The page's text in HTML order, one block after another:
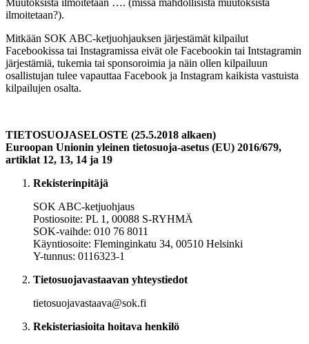
ilmoitetaan?).
Mitkään SOK ABC-ketjuohjauksen järjestämät kilpailut
Facebookissa tai Instagramissa eivät ole Facebookin tai Intstagramin
järjestämiä, tukemia tai sponsoroimia ja näin ollen kilpailuun
osallistujan tulee vapauttaa Facebook ja Instagram kaikista vastuista
kilpailujen osalta.
TIETOSUOJASELOSTE (25.5.2018 alkaen)
Euroopan Unionin yleinen tietosuoja-asetus (EU) 2016/679,
artiklat 12, 13, 14 ja 19
Rekisterinpitäjä
SOK ABC-ketjuohjaus
Postiosoite: PL 1, 00088 S-RYHMÄ
SOK-vaihde: 010 76 8011
Käyntiosoite: Fleminginkatu 34, 00510 Helsinki
Y-tunnus: 0116323-1
Tietosuojavastaavan yhteystiedot
tietosuojavastaava@sok.fi
Rekisteriasioita hoitava henkilö